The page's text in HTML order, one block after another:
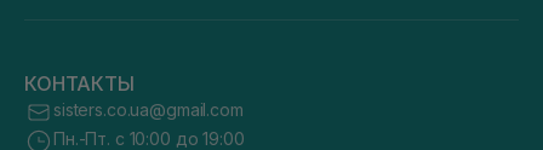
КОНТАКТЫ
sisters.co.ua@gmail.com
Пн.-Пт. с 10:00 до 19:00